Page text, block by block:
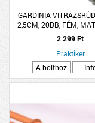
GARDINIA
2,5CM, 20DB, FÉM,
SZÍN
2 299 Ft
Praktiker
A bolthoz